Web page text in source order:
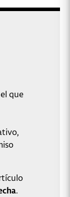
que
.